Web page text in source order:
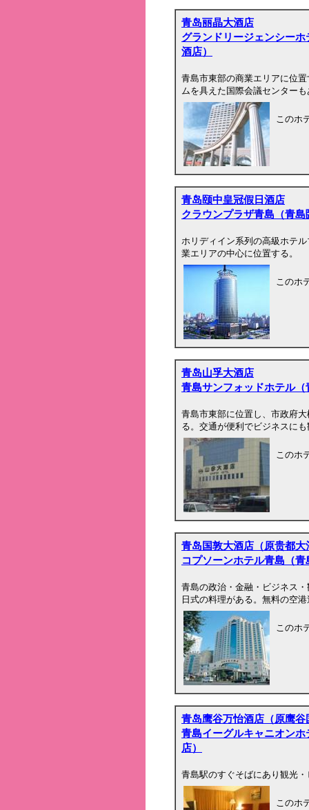
青岛丽晶大酒店
グランドリージェンシー
酒店）
青島市東部の商業エリアに位
ムを具えた国際会議センター
このホ
青岛颐中皇冠假日酒店
クラウンプラザ青島（青
ホリディイン系列の高級ホテ
業エリアの中心に位置する。
このホ
青岛山孚大酒店
青島サンフォッドホテル
青島市東部に位置し、市政府
る。交通が便利でビジネスに
このホ
青岛国敦大酒店（原贵都大
コプソーンホテル青島（
青島の政治・金融・ビジネス
日式の料理がある。無料の空
このホ
青岛鹰谷万怡酒店（原鹰谷
青島イーグルキャニオン
店）
青島駅のすぐそばにあり観光
このホ